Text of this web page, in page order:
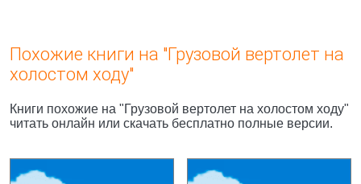
Похожие книги на "Грузовой вертолет на
холостом ходу"
Книги похожие на "Грузовой вертолет на холостом ходу"
читать онлайн или скачать бесплатно полные версии.